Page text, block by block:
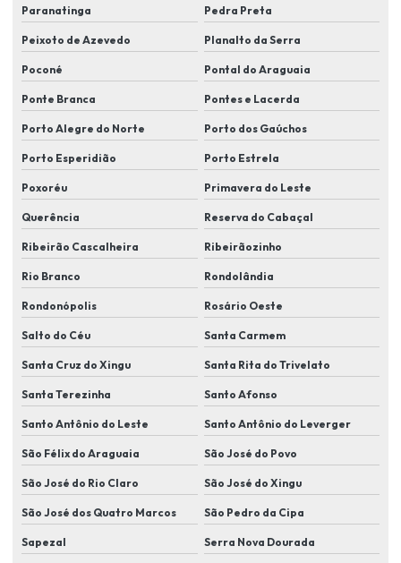
Instalação de sistema de vigilância para casa
Instalação de sistemas de controle de acesso biométrico
Instalação de sistemas de proteção perimetral
Instalação de sistemas de segurança
Instalação de sistemas de segurança para condomínios
Instalação de sistemas de segurança eletrônica
Instalação de sistemas de videomonitoramento
Instalação de soluções de segurança para indústrias
Instalação de tecnologias de segurança eletrônica
Itens de segurança eletrônica
Kit de câmera de segurança em lucas do rio verde
Kit câmera de segurança residencial
Manutenção de câmera de segurança em lucas do rio verde
Monitoramento eletrônico
Paranatinga Pedra Preta
Peixoto de Azevedo Planalto da Serra
Poconé Pontal do Araguaia
Ponte Branca Pontes e Lacerda
Porto Alegre do Norte Porto dos Gaúchos
Porto Esperidião Porto Estrela
Poxoréu Primavera do Leste
Querência Reserva do Cabaçal
Ribeirão Cascalheira Ribeirãozinho
Rio Branco Rondolândia
Rondonópolis Rosário Oeste
Salto do Céu Santa Carmem
Santa Cruz do Xingu Santa Rita do Trivelato
Santa Terezinha Santo Afonso
Santo Antônio do Leste Santo Antônio do Leverger
São Félix do Araguaia São José do Povo
São José do Rio Claro São José do Xingu
São José dos Quatro Marcos São Pedro da Cipa
Sapezal Serra Nova Dourada